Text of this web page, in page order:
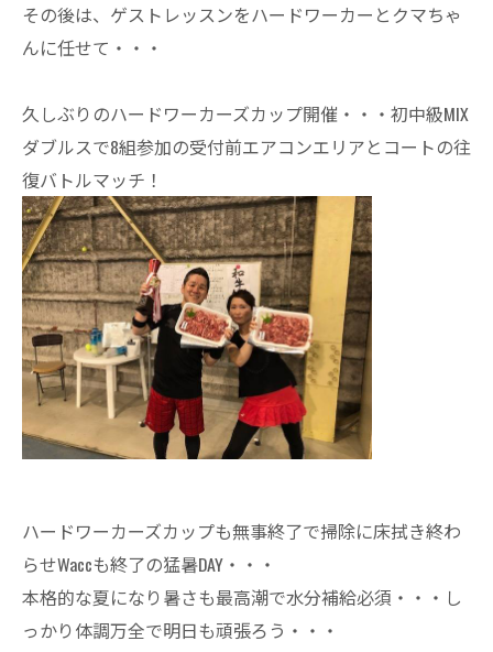
その後は、ゲストレッスンをハードワーカーとクマちゃ
んに任せて・・・
久しぶりのハードワーカーズカップ開催・・・初中級MIX
ダブルスで8組参加の受付前エアコンエリアとコートの往
復バトルマッチ！
ハードワーカーズカップも無事終了で掃除に床拭き終わ
らせWaccも終了の猛暑DAY・・・
本格的な夏になり暑さも最高潮で水分補給必須・・・し
っかり体調万全で明日も頑張ろう・・・